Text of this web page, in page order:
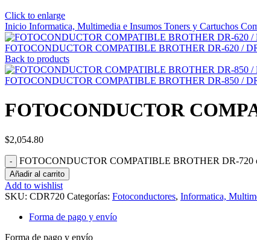
Click to enlarge
Inicio Informatica, Multimedia e Insumos Toners y Cartuchos
FOTOCONDUCTOR COMPATIBLE BROTHER DR-620 /
Back to products
FOTOCONDUCTOR COMPATIBLE BROTHER DR-850 /
FOTOCONDUCTOR
$2,054.80
FOTOCONDUCTOR COMPATIBLE BROTHER DR-720
Añadir al carrito
Add to wishlist
SKU: CDR720 Categorías: Fotoconductores, Informatica,
Forma de pago y envío
Forma de pago y envío